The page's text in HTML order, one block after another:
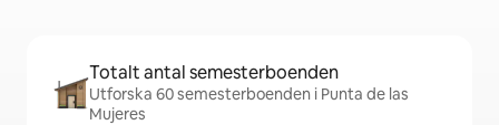
Totalt antal semesterboenden
Utforska 60 semesterboenden i Punta de las
Mujeres